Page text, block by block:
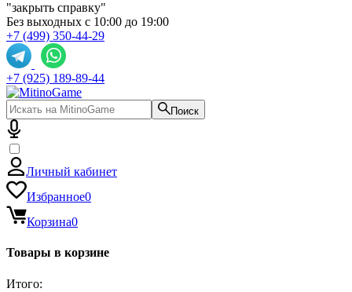
"закрыть справку"
Без выходных с 10:00 до 19:00
+7 (499) 350-44-29
+7 (925) 189-89-44
Поиск
Личный кабинет
Избранное0
Корзина0
Товары в корзине
Итого: